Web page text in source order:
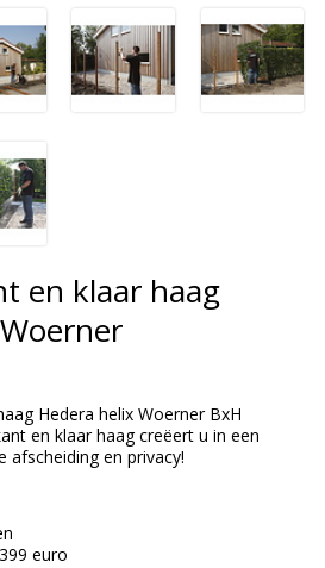
en klaar haag
Hedera helix Woerner BxH
en klaar haag creëert u in een
afscheiding en privacy!
euro